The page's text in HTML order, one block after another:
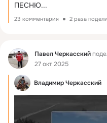
ПЕСНЮ...
23 комментария 2 раза
Фид Павел Черкасский
27 окт 2025
Владимир Черкасский